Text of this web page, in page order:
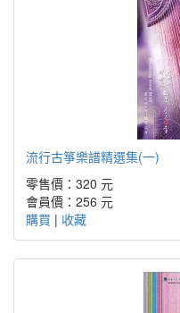
流行古箏樂譜精選集(一)
零售價：320 元
會員價：256 元
購買 | 收藏